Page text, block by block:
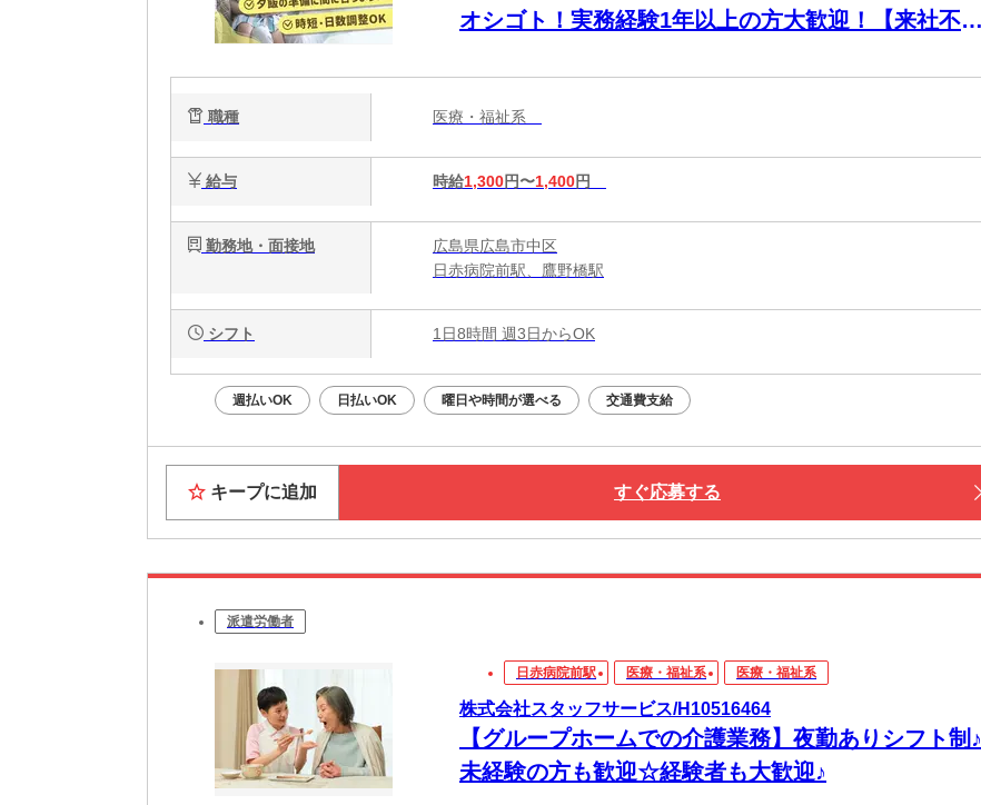
オシゴト！実務経験1年以上の方大歓迎！【来社不
職種 医療・福祉系
給与 時給1,300円〜1,400円
勤務地・面接地
広島県広島市中区
日赤病院前駅、鷹野橋駅
シフト 1日8時間 週3日からOK
週払いOK 日払いOK 曜日や時間が選べる 交通費支給
キープに追加 すぐ応募する
派遣労働者
日赤病院前駅 医療・福祉系 医療・福祉系
株式会社スタッフサービス/H10516464
【グループホームでの介護業務】夜勤ありシフト制♪
未経験の方も歓迎☆経験者も大歓迎♪